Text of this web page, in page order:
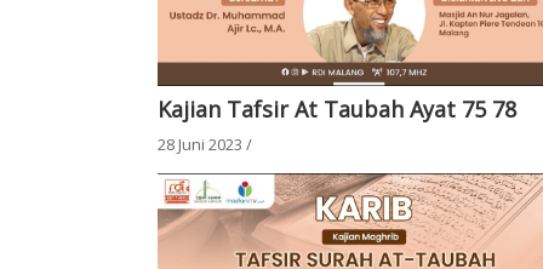
Kajian Tafsir At Taubah Ayat 75 78
28 Juni 2023 /